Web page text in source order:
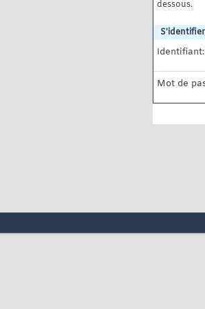
dessous.
S'identifier
Identifiant:
Mot de